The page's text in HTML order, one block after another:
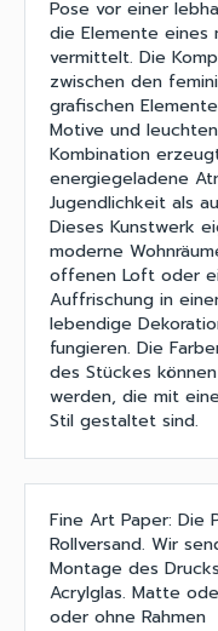
Pose vor einer
die Elemente eines
vermittelt. Die
zwischen den
grafischen
Motive und
Kombination
energiegeladene
Jugendlichkeit als
Dieses Kunstwerk
moderne
offenen Loft oder
Auffrischung in
lebendige
fungieren. Die
des Stückes
werden, die mit
Stil gestaltet sind.
Fine Art Paper: Die
Rollversand. Wir
Montage des
Acrylglas. Matte
oder ohne Rahmen